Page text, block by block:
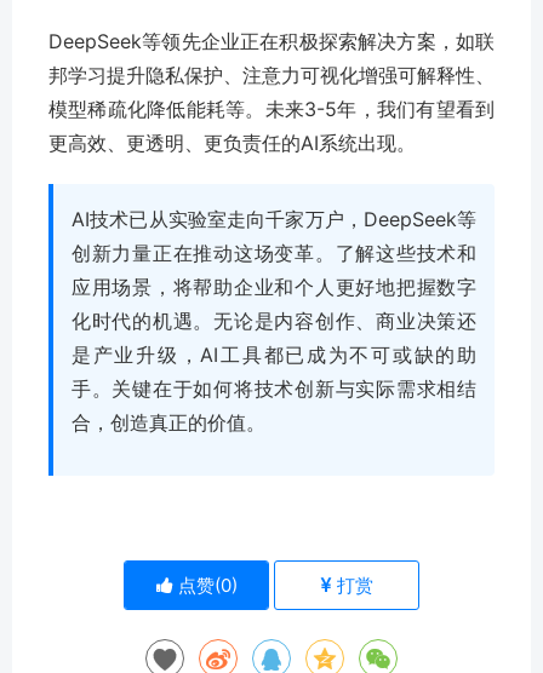
DeepSeek等领先企业正在积极探索解决方案，如联
邦学习提升隐私保护、注意力可视化增强可解释性、
模型稀疏化降低能耗等。未来3-5年，我们有望看到
更高效、更透明、更负责任的AI系统出现。
AI技术已从实验室走向千家万户，DeepSeek等
创新力量正在推动这场变革。了解这些技术和
应用场景，将帮助企业和个人更好地把握数字
化时代的机遇。无论是内容创作、商业决策还
是产业升级，AI工具都已成为不可或缺的助
手。关键在于如何将技术创新与实际需求相结
合，创造真正的价值。
点赞(0) 打赏